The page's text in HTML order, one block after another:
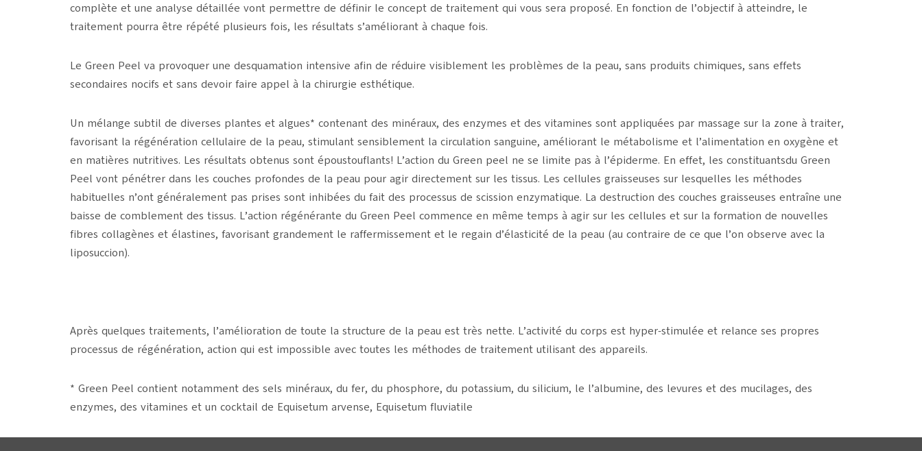
complète et une analyse détaillée vont permettre de définir le concept de traitement qui vous sera proposé. En fonction de l’objectif à atteindre, le
traitement pourra être répété plusieurs fois, les résultats s’améliorant à chaque fois.
Le Green Peel va provoquer une desquamation intensive afin de réduire visiblement les problèmes de la peau, sans produits chimiques, sans effets
secondaires nocifs et sans devoir faire appel à la chirurgie esthétique.
Un mélange subtil de diverses plantes et algues* contenant des minéraux, des enzymes et des vitamines sont appliquées par massage sur la zone à traiter,
favorisant la régénération cellulaire de la peau, stimulant sensiblement la circulation sanguine, améliorant le métabolisme et l’alimentation en oxygène et
en matières nutritives. Les résultats obtenus sont époustouflants! L’action du Green peel ne se limite pas à l’épiderme. En effet, les constituantsdu Green
Peel vont pénétrer dans les couches profondes de la peau pour agir directement sur les tissus. Les cellules graisseuses sur lesquelles les méthodes
habituelles n’ont généralement pas prises sont inhibées du fait des processus de scission enzymatique. La destruction des couches graisseuses entraîne une
baisse de comblement des tissus. L’action régénérante du Green Peel commence en même temps à agir sur les cellules et sur la formation de nouvelles
fibres collagènes et élastines, favorisant grandement le raffermissement et le regain d’élasticité de la peau (au contraire de ce que l’on observe avec la
liposuccion).
Après quelques traitements, l’amélioration de toute la structure de la peau est très nette. L’activité du corps est hyper-stimulée et relance ses propres
processus de régénération, action qui est impossible avec toutes les méthodes de traitement utilisant des appareils.
* Green Peel contient notamment des sels minéraux, du fer, du phosphore, du potassium, du silicium, le l’albumine, des levures et des mucilages, des
enzymes, des vitamines et un cocktail de Equisetum arvense, Equisetum fluviatile